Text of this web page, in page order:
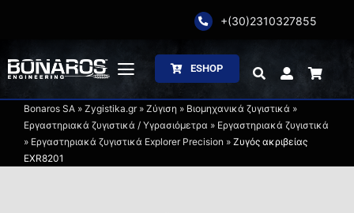
content
+(30)2310327855
Toggle
Navigation
Αρχική
Η Εταιρία
ESHOP
Bonaros SA» Zygistika.gr» Ζύγιση » Βιομηχανικά ζυγιστικά »
Εργαστηριακά ζυγιστικά / Υγρασιόμετρα » Εργαστηριακά ζυγιστικά
» Εργαστηριακά ζυγιστικά Explorer Precision » Ζυγός ακριβείας
EXR8201